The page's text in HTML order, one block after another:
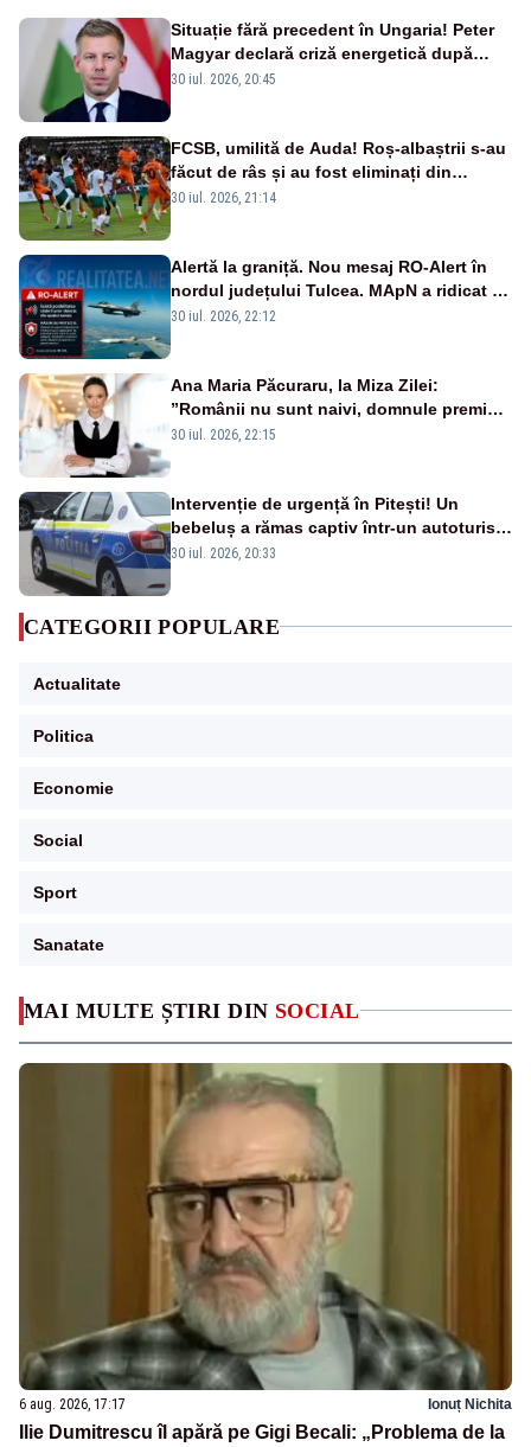
MAI MULTE ȘTIRI DIN SOCIAL
6 aug. 2026, 17:17 Ionuț Nichita
Ilie Dumitrescu îl apără pe Gigi Becali: „Problema de la
Situație fără precedent în Ungaria! Peter
Magyar declară criză energetică după
oprirea centralei de la Paks
30 iul. 2026, 20:45
FCSB, umilită de Auda! Roș-albaștrii s-au
făcut de râs și au fost eliminați din
Conference League
30 iul. 2026, 21:14
Alertă la graniță. Nou mesaj RO-Alert în
nordul județului Tulcea. MApN a ridicat de
la sol două avioane F-16
30 iul. 2026, 22:12
Ana Maria Păcuraru, la Miza Zilei:
”Românii nu sunt naivi, domnule premier
Bolojan”
30 iul. 2026, 22:15
Intervenție de urgență în Pitești! Un
bebeluș a rămas captiv într-un autoturism
din cauza unei defecțiuni
30 iul. 2026, 20:33
CATEGORII POPULARE
Actualitate
Politica
Economie
Social
Sport
Sanatate